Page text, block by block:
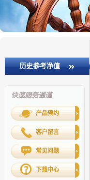
历史参考净值
产品预约
客户留言
常见问题
下载中心